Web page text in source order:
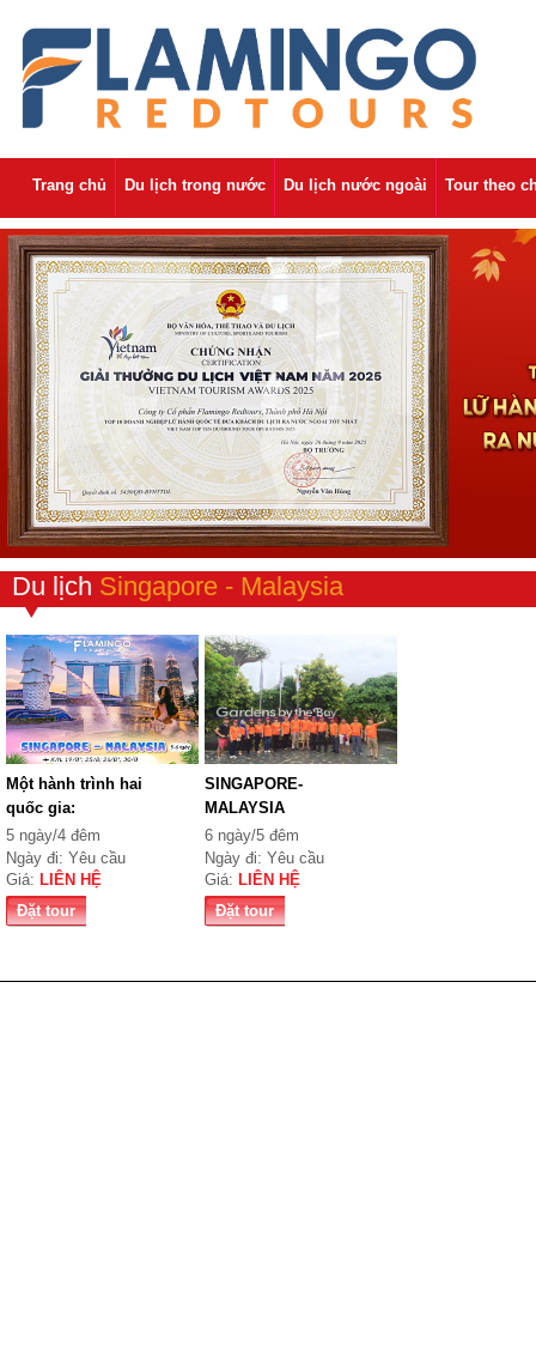
Trang chủ Du lịch trong nước Du lịch nước ngoài Tour theo
Du lịch Singapore - Malaysia
Một hành trình hai
quốc gia:
SINGAPORE...
5 ngày/4 đêm
Ngày đi: Yêu cầu
Giá: LIÊN HỆ
Đặt tour
SINGAPORE-
MALAYSIA
6 ngày/5 đêm
Ngày đi: Yêu cầu
Giá: LIÊN HỆ
Đặt tour